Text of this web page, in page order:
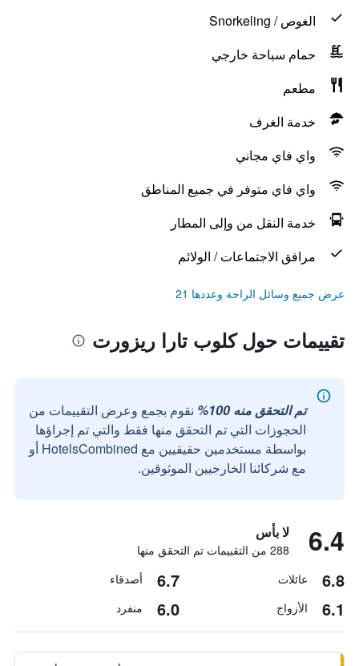
الغوص / Snorkeling
حمام سباحة خارجي
مطعم
خدمة الغرف
واي فاي مجاني
واي فاي متوفر في جميع المناطق
خدمة النقل من وإلى المطار
مرافق الاجتماعات / الولائم
عرض جميع وسائل الراحة وعددها 21
تقييمات حول كلوب تارا ريزورت
تم التحقق منه 100%
نقوم بجمع وعرض التقييمات من
الحجوزات التي تم التحقق منها فقط والتي تم إجراؤها
بواسطة مستخدمين حقيقيين مع HotelsCombined أو
مع شركائنا الخارجيين الموثوقين.
6.4 لا بأس
288 من التقييمات تم التحقق منها
6.8 عائلات 6.7 أصدقاء
6.1 الأزواج 6.0 منفرد